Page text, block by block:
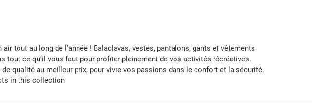
tout au long de l’année ! Balaclavas, vestes, pantalons, gants et vêtements
tout ce qu’il vous faut pour profiter pleinement de vos activités récréatives.
qualité au meilleur prix, pour vivre vos passions dans le confort et la sécurité.
in this collection